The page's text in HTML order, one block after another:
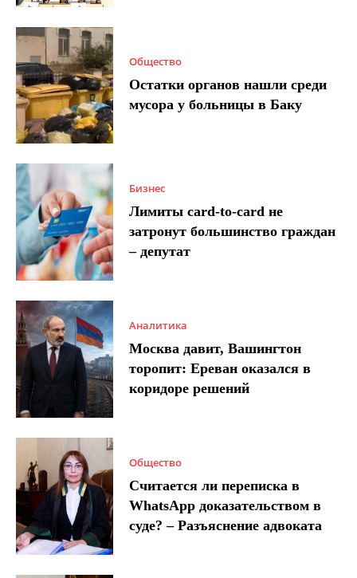
Общество
Остатки органов нашли среди
мусора у больницы в Баку
Бизнес
Лимиты card-to-card не
затронут большинство граждан
– депутат
Аналитика
Москва давит, Вашингтон
торопит: Ереван оказался в
коридоре решений
Общество
Считается ли переписка в
WhatsApp доказательством в
суде? – Разъяснение адвоката